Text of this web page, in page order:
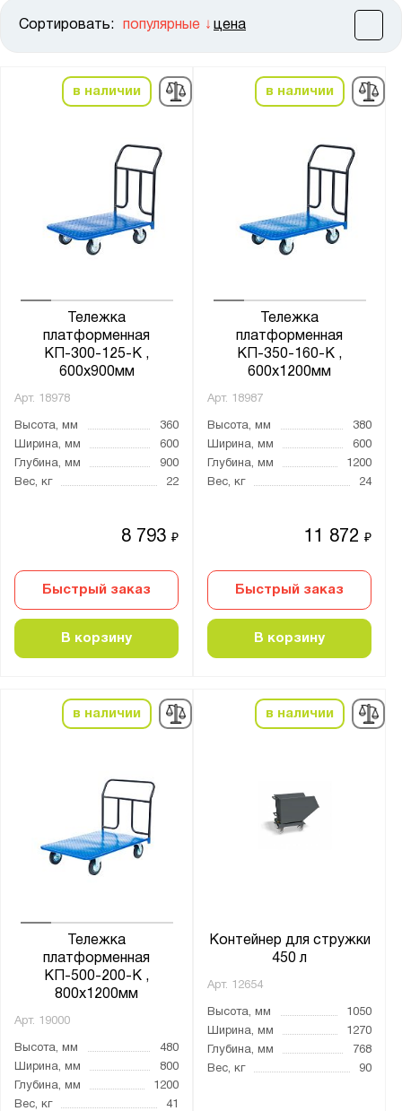
Сортировать: популярные цена
в наличии
Тележка
платформенная
КП-300-125-К ,
600х900мм
Арт. 18978
Высота, мм
360
Ширина, мм
600
Глубина, мм
900
Вес, кг
22
8 793₽
Быстрый заказ
В корзину
в наличии
Тележка
платформенная
КП-350-160-К ,
600х1200мм
Арт. 18987
Высота, мм
380
Ширина, мм
600
Глубина, мм
1200
Вес, кг
24
11 872₽
Быстрый заказ
В корзину
в наличии
Тележка
платформенная
КП-500-200-К ,
800х1200мм
Арт. 19000
Высота, мм
480
Ширина, мм
800
Глубина, мм
1200
Вес, кг
41
в наличии
Контейнер для стружки
450 л
Арт. 12654
Высота, мм
1050
Ширина, мм
1270
Глубина, мм
768
Вес, кг
90
до
Ширина, мм:
от до
Грузоподъёмность тележки, кг:
от
Количество полок, шт.:
от
Тип покрытия поверхности:
Нагрузка на полку, кг:
Графитовый (RAL 7012)
Сигнальный синий (RAL 5005)
Диаметр колёс:
100
127
150
180*50